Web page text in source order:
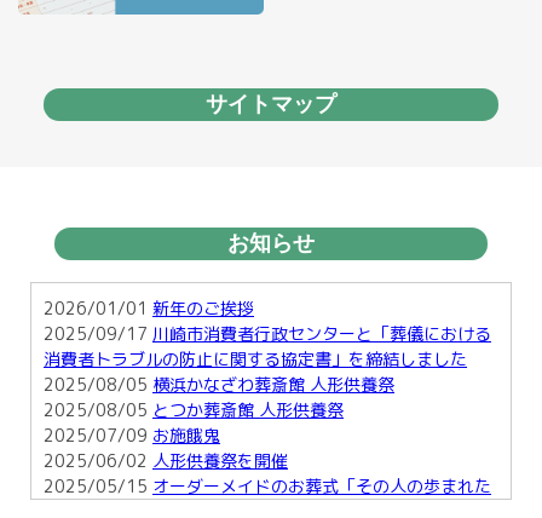
サイトマップ
お知らせ
2026/01/01 新年のご挨拶
2025/09/17 川崎市消費者行政センターと「葬儀における
消費者トラブルの防止に関する協定書」を締結しました
2025/08/05 横浜かなざわ葬斎館 人形供養祭
2025/08/05 とつか葬斎館 人形供養祭
2025/07/09 お施餓鬼
2025/06/02 人形供養祭を開催
2025/05/15 オーダーメイドのお葬式「その人の歩まれた